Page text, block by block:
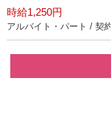
時給1,250円
アルバイト・パート / 契